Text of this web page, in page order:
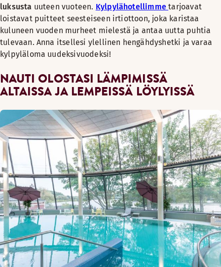
luksusta uuteen vuoteen. Kylpylähotellimmetarjoavat
loistavat puitteet seesteiseen irtiottoon, joka karistaa
kuluneen vuoden murheet mielestä ja antaa uutta puhtia
tulevaan. Anna itsellesi ylellinen hengähdyshetki ja varaa
kylpyläloma uudeksivuodeksi!
NAUTI OLOSTASI LÄMPIMISSÄ
ALTAISSA JA LEMPEISSÄ LÖYLYISSÄ